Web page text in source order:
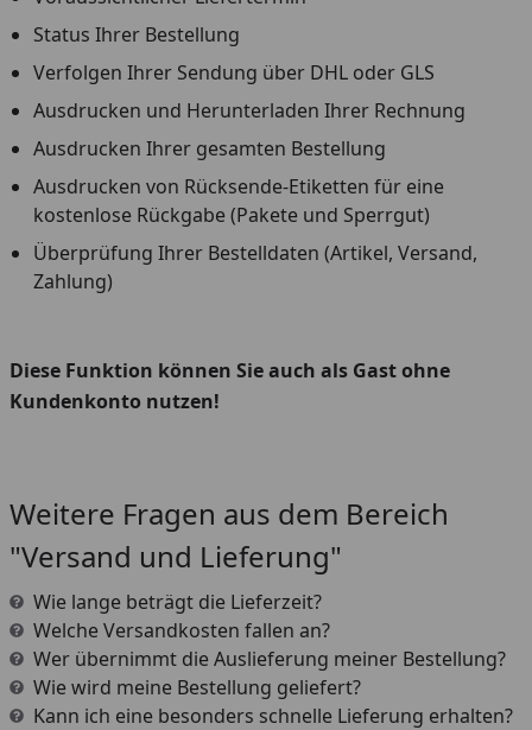
Status Ihrer Bestellung
Verfolgen Ihrer Sendung über DHL oder GLS
Ausdrucken und Herunterladen Ihrer Rechnung
Ausdrucken Ihrer gesamten Bestellung
Ausdrucken von Rücksende-Etiketten für eine
kostenlose Rückgabe (Pakete und Sperrgut)
Überprüfung Ihrer Bestelldaten (Artikel, Versand,
Zahlung)
Diese Funktion können Sie auch als Gast ohne
Kundenkonto nutzen!
Weitere Fragen aus dem Bereich
"Versand und Lieferung"
Wie lange beträgt die Lieferzeit?
Welche Versandkosten fallen an?
Wer übernimmt die Auslieferung meiner Bestellung?
Wie wird meine Bestellung geliefert?
Kann ich eine besonders schnelle Lieferung erhalten?